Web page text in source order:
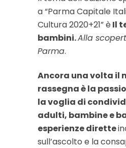
a “Parma Capitale
Cultura 2020+21” è Il
bambini.Alla
Parma.
Ancora una volta il
rassegna è la
la voglia di
adulti, bambine e
esperienze dirette
sull’ascolto e la